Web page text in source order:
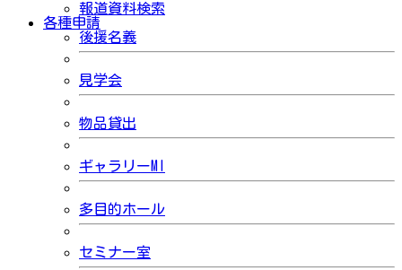
報道資料検索
各種申請
後援名義
見学会
物品貸出
ギャラリーMI
多目的ホール
セミナー室